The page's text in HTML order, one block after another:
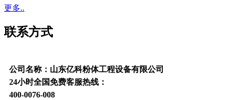
更多..
联系方式
公司名称：山东亿科粉体工程设备有限公司
24小时全国免费客服热线：
400-0076-008